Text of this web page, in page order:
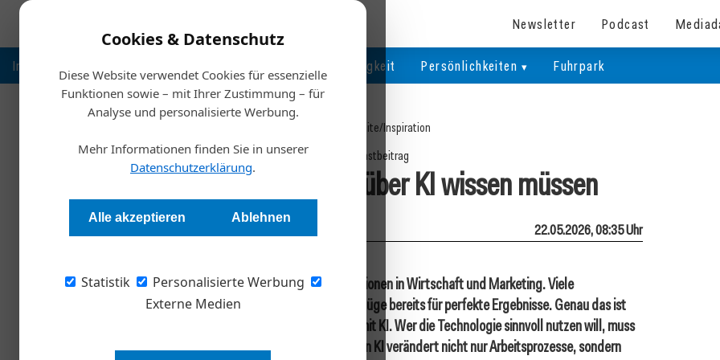
Cookies & Datenschutz
Diese Website verwendet Cookies für essenzielle
Funktionen sowie – mit Ihrer Zustimmung – für
Analyse und personalisierte Werbung.
Mehr Informationen finden Sie in unserer
Datenschutzerklärung.
Alle akzeptieren Ablehnen
Statistik
Personalisierte Werbung
Externe Medien
Newsletter Podcast
Inspiration Nachhaltigkeit Persönlichkeiten Fuhrpark
Startseite/Inspiration
Gastbeitrag
Was Unternehmen über KI wissen müssen
Daniel Wom 22.05.2026, 08:35 Uhr
Künstliche Intelligenz prägt derzeit die Diskussionen in Wirtschaft und Marketing. Viele
Unternehmen glauben, der richtige Prompt genüge bereits für perfekte Ergebnisse. Genau das ist
jedoch einer der größten Irrtümer im Umgang mit KI. Wer die Technologie sinnvoll nutzen will, muss
verstehen, wie sie tatsächlich funktioniert. Denn KI verändert nicht nur Arbeitsprozesse, sondern